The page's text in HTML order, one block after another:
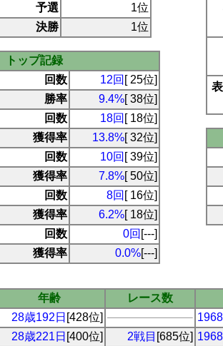
予選
1位
決勝
1位
トップ記録
回数 12回 [ 25位]
勝率
9.4%[ 38位]
回数 18回 [ 18位]
獲得率
13.8%[ 32位]
回数 10回 [ 39位]
獲得率
7.8%[ 50位]
回数 8回 [ 16位]
獲得率
6.2%[ 18位]
回数 0回 [---]
獲得率
0.0%[---]
年齢
レース数
28歳192日 [428位]
28歳221日 [400位] 2戦目 [685位]